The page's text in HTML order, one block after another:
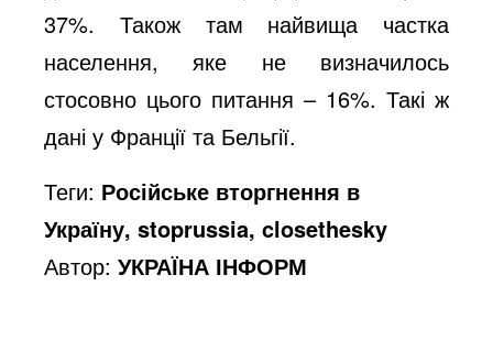
37%. Також там найвища частка
населення, яке не визначилось
стосовно цього питання – 16%. Такі ж
дані у Франції та Бельгії.
Теги: Російське вторгнення в
Україну, stoprussia, closethesky
Автор:УКРАЇНА ІНФОРМ